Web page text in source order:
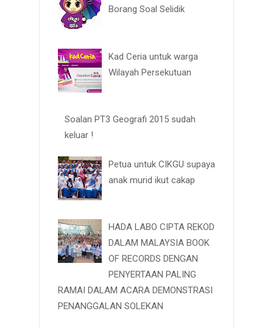
Borang Soal Selidik
Kad Ceria untuk warga
Wilayah Persekutuan
Soalan PT3 Geografi 2015 sudah
keluar !
Petua untuk CIKGU supaya
anak murid ikut cakap
HADA LABO CIPTA REKOD
DALAM MALAYSIA BOOK
OF RECORDS DENGAN
PENYERTAAN PALING
RAMAI DALAM ACARA DEMONSTRASI
PENANGGALAN SOLEKAN